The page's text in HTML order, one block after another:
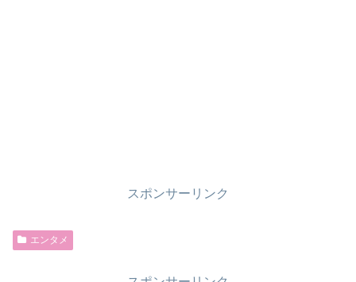
スポンサーリンク
エンタメ